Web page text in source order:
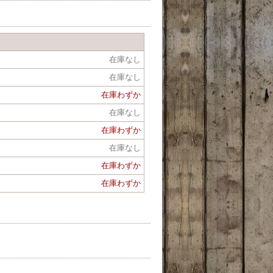
在庫なし
在庫なし
在庫わずか
在庫なし
在庫わずか
在庫なし
在庫わずか
在庫わずか